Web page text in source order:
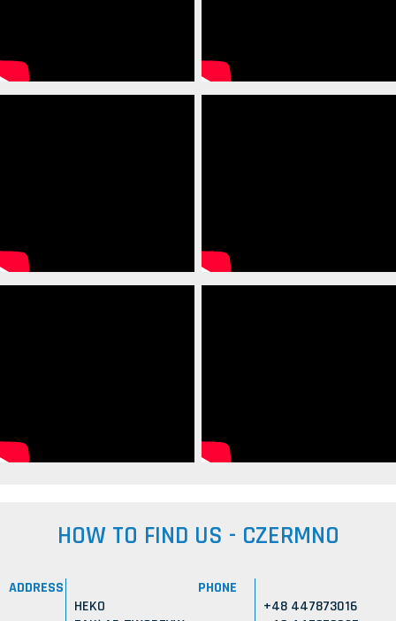
HOW TO FIND US - CZERMNO
ADDRESS
HEKO
PHONE
+48 447873016